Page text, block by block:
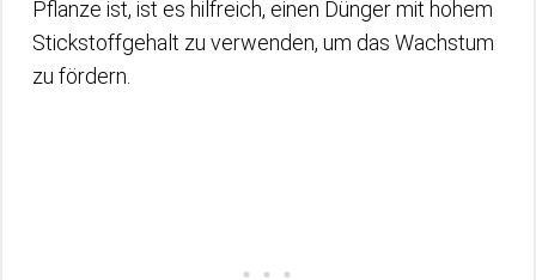
Pflanze ist, ist es hilfreich, einen Dünger mit hohem
Stickstoffgehalt zu verwenden, um das Wachstum
zu fördern.